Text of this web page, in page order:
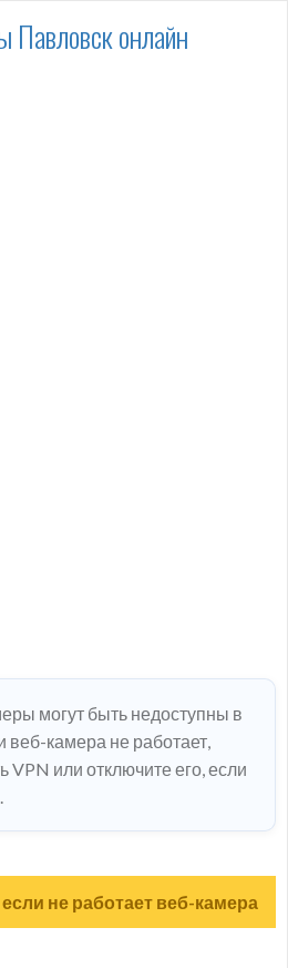
Павловск онлайн
могут быть недоступны в
камера не работает,
VPN или отключите его, если
не работает веб-камера